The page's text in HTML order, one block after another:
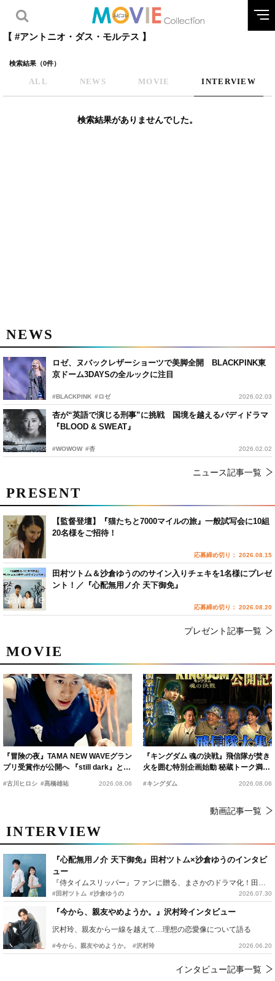
【 #アントニオ・ダス・モルテス 】
検索結果（0件）
ALL NEWS MOVIE INTERVIEW
検索結果がありませんでした。
NEWS
ロゼ、ヌバックレザーショーツで美脚全開 BLACKPINK東
京ドーム3DAYSの全ルックに注目
#BLACKPINK #ロゼ 2026.02.03
杏が“英語で演じる刑事”に挑戦 国境を越えるバディドラマ
『BLOOD & SWEAT』
#WOWOW #杏 2026.02.02
ニュース記事一覧
MOVIE
『冒険の夜』TAMA NEW WAVEグラン
プリ受賞作が公開へ 『still dark』と同
時上映決定
#古川ヒロシ #髙橋雄祐 2026.08.06
『キングダム 魂の決戦』飛信隊が焚き
火を囲む特別企画始動 秘蔵トーク満載
の“キングダムキャンプ”開催
#キングダム 2026.08.06
動画記事一覧
INTERVIEW
『心配無用ノ介 天下御免』田村ツトム×沙倉ゆうのインタビ
ュー
『侍タイムスリッパー』ファンに贈る、まさかのドラマ化！田村ツトム×沙倉ゆうのが語る『心配無用ノ介』撮影秘話
#田村ツトム #沙倉ゆうの 2026.07.30
『今から、親友やめようか。』沢村玲インタビュー
沢村玲、親友から一線を越えて…理想の恋愛像について語る
#今から、親友やめようか。 #沢村玲 2026.06.20
インタビュー記事一覧
PRESENT
【監督登壇】『猫たちと7000マイルの旅』一般試写会に10組
20名様をご招待！
応募締め切り： 2026.08.15
田村ツトム＆沙倉ゆうののサイン入りチェキを1名様にプレゼ
ント！／『心配無用ノ介 天下御免』
応募締め切り： 2026.08.20
プレゼント記事一覧